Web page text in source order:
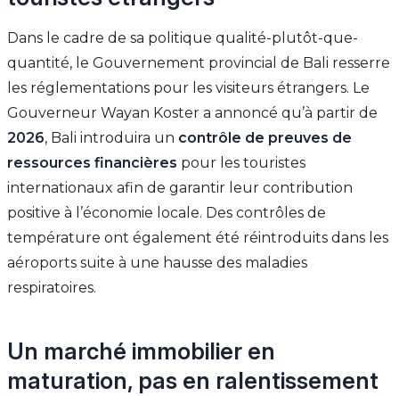
Dans le cadre de sa politique qualité-plutôt-que-
quantité, le Gouvernement provincial de Bali resserre
les réglementations pour les visiteurs étrangers. Le
Gouverneur Wayan Koster a annoncé qu’à partir de
2026, Bali introduira un contrôle de preuves de
ressources financières pour les touristes
internationaux afin de garantir leur contribution
positive à l’économie locale. Des contrôles de
température ont également été réintroduits dans les
aéroports suite à une hausse des maladies
respiratoires.
Un marché immobilier en
maturation, pas en ralentissement